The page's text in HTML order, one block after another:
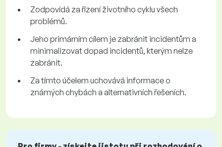
Zodpovídá za řízení životního cyklu všech
problémů.
Jeho primárním cílem je zabránit incidentům a
minimalizovat dopad incidentů, kterým nelze
zabránit.
Za tímto účelem uchovává informace o
známých chybách a alternativních řešeních.